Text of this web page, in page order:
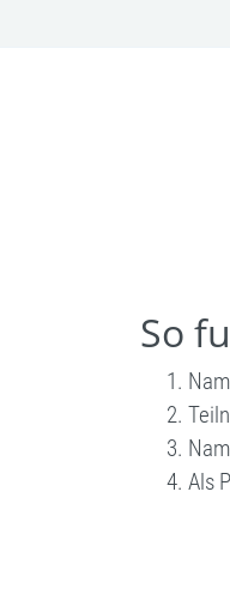
So
Als